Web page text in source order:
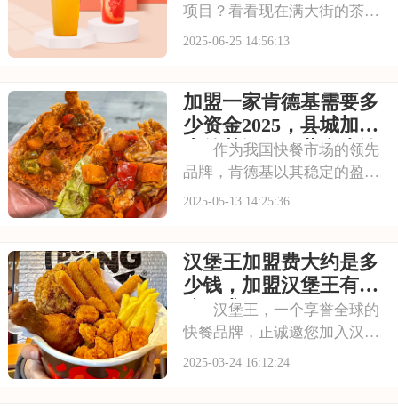
项目？看看现在满大街的茶饮
店就知道了，这可是个热门赛
江南北，靠的就是不断创新和
坚持品质。如果你也被喜茶的
魅力所吸引，想
2025-06-25 14:56:13
加盟一家肯德基需要多
少资金2025，县城加盟
肯德基汉堡一共多少钱
作为我国快餐市场的领先
品牌，肯德基以其稳定的盈利
模式和强大的品牌号召力吸引
件。费用主要包括品牌使用
费、保证金等，而加盟条件则
对资金实力、经营经验
2025-05-13 14:25:36
汉堡王加盟费大约是多
少钱，加盟汉堡王有什
么要求
汉堡王，一个享誉全球的
快餐品牌，正诚邀您加入汉堡
王的加盟行列。在这里，您将
2025-03-24 16:12:24